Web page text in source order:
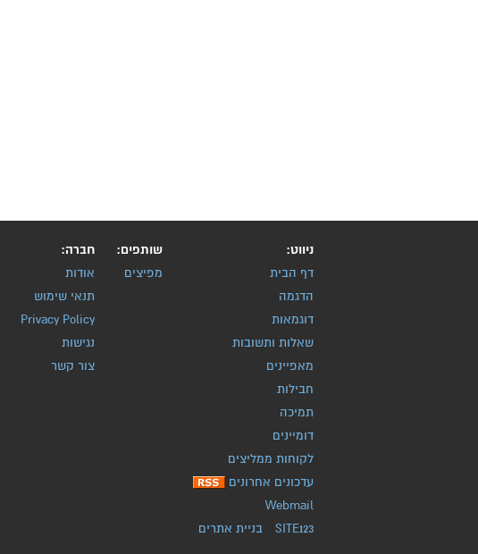
ניווט:
דף הבית
הדגמה
דוגמאות
שאלות ותשובות
מאפיינים
חבילות
תמיכה
דומיינים
לקוחות ממליצים
עדכונים אחרונים
Webmail
SITE123
בניית אתרים
שותפים:
מפיצים
חברה:
אודות
תנאי שימוש
Privacy Policy
נגישות
צור קשר